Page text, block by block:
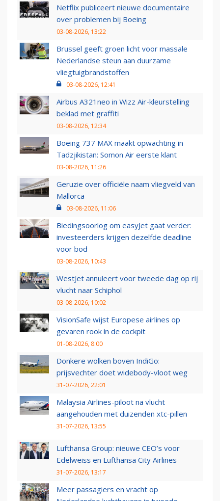
Netflix publiceert nieuwe documentaire
over problemen bij Boeing
03-08-2026, 13:22
Brussel geeft groen licht voor massale
Nederlandse steun aan duurzame
vliegtuigbrandstoffen
03-08-2026, 12:41
Airbus A321neo in Wizz Air-kleurstelling
beklad met graffiti
03-08-2026, 12:34
Boeing 737 MAX maakt opwachting in
Tadzjikistan: Somon Air eerste klant
03-08-2026, 11:26
Geruzie over officiële naam vliegveld van
Mallorca
03-08-2026, 11:06
Biedingsoorlog om easyJet gaat verder:
investeerders krijgen dezelfde deadline
voor bod
03-08-2026, 10:43
WestJet annuleert voor tweede dag op rij
vlucht naar Schiphol
03-08-2026, 10:02
VisionSafe wijst Europese airlines op
gevaren rook in de cockpit
01-08-2026, 8:00
Donkere wolken boven IndiGo:
prijsvechter doet widebody-vloot weg
31-07-2026, 22:01
Malaysia Airlines-piloot na vlucht
aangehouden met duizenden xtc-pillen
31-07-2026, 13:55
Lufthansa Group: nieuwe CEO’s voor
Edelweiss en Lufthansa City Airlines
31-07-2026, 13:17
Meer passagiers en vracht op